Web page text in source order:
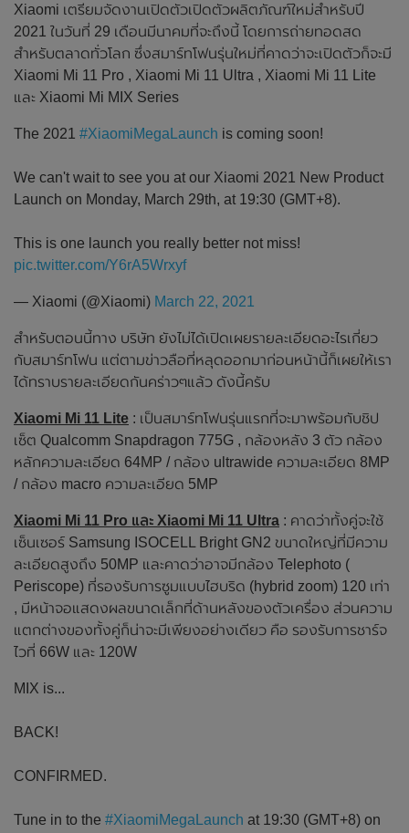
Xiaomi เตรียมจัดงานเปิดตัวเปิดตัวผลิตภัณฑ์ใหม่สำหรับปี
2021 ในวันที่ 29 เดือนมีนาคมที่จะถึงนี้ โดยการถ่ายทอดสด
สำหรับตลาดทั่วโลก ซึ่งสมาร์ทโฟนรุ่นใหม่ที่คาดว่าจะเปิดตัวก็จะมี
Xiaomi Mi 11 Pro , Xiaomi Mi 11 Ultra , Xiaomi Mi 11 Lite
และ Xiaomi Mi MIX Series
The 2021 #XiaomiMegaLaunch is coming soon!
We can't wait to see you at our Xiaomi 2021 New Product
Launch on Monday, March 29th, at 19:30 (GMT+8).
This is one launch you really better not miss!
pic.twitter.com/Y6rA5Wrxyf
— Xiaomi (@Xiaomi) March 22, 2021
สำหรับตอนนี้ทาง บริษัท ยังไม่ได้เปิดเผยรายละเอียดอะไรเกี่ยว
กับสมาร์ทโฟน แต่ตามข่าวลือที่หลุดออกมาก่อนหน้านี้ก็เผยให้เรา
ได้ทราบรายละเอียดกันคร่าวๆแล้ว ดังนี้ครับ
Xiaomi Mi 11 Lite : เป็นสมาร์ทโฟนรุ่นแรกที่จะมาพร้อมกับชิป
เซ็ต Qualcomm Snapdragon 775G , กล้องหลัง 3 ตัว กล้อง
หลักความละเอียด 64MP / กล้อง ultrawide ความละเอียด 8MP
/ กล้อง macro ความละเอียด 5MP
Xiaomi Mi 11 Pro และ Xiaomi Mi 11 Ultra : คาดว่าทั้งคู่จะใช้
เซ็นเซอร์ Samsung ISOCELL Bright GN2 ขนาดใหญ่ที่มีความ
ละเอียดสูงถึง 50MP และคาดว่าอาจมีกล้อง Telephoto (
Periscope) ที่รองรับการซูมแบบไฮบริด (hybrid zoom) 120 เท่า
, มีหน้าจอแสดงผลขนาดเล็กที่ด้านหลังของตัวเครื่อง ส่วนความ
แตกต่างของทั้งคู่ก็น่าจะมีเพียงอย่างเดียว คือ รองรับการชาร์จ
ไวที่ 66W และ 120W
MIX is...
BACK!
CONFIRMED.
Tune in to the #XiaomiMegaLaunch at 19:30 (GMT+8) on